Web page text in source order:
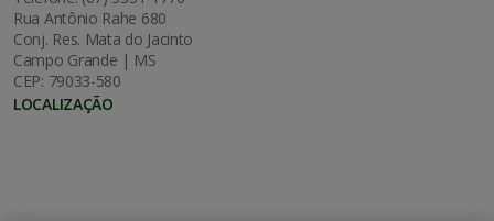
Rua Antônio Rahe 680
Conj. Res. Mata do Jacinto
Campo Grande | MS
CEP: 79033-580
LOCALIZAÇÃO